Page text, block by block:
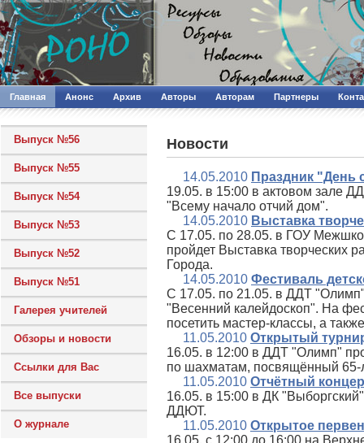
Главная Анонс Архив Авторы Авторам Партнеры
Выпуск №56
Выпуск №55
Выпуск №54
Выпуск №53
Выпуск №52
Выпуск №51
Галерея учителей
Обзоры и новости
Ссылки для Вас
Все выпуски
О журнале
Новости
14.05.2010 Праздник "День
19.05. в 15:00 в актовом зале
"Всему начало отчий дом".
14.05.2010 Выставка
С 17.05. по 28.05. в ГОУ
пройдет Выставка творческих
Города.
14.05.2010 Фестиваль
С 17.05. по 21.05. в ДДТ "Олимп"
"Весенний калейдоскоп". На
посетить мастер-классы, а
11.05.2010 Открытый
16.05. в 12:00 в ДДТ "Олимп"
по шахматам, посвящённый 65-
11.05.2010 Отчётный
16.05. в 15:00 в ДК
ДДЮТ.
11.05.2010 Открытое
16.05. с 12:00 до 16:00 на